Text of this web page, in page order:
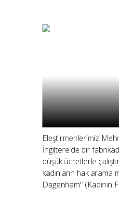
Eleştirmenlerimiz
İngiltere'de bir
düşük ücretlerle
kadınların hak arama
Dagenham" (Kadının